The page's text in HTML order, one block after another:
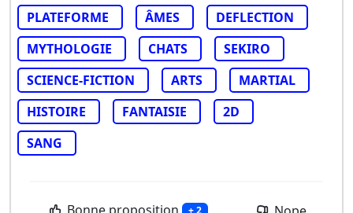
PLATEFORME
ÂMES
DEFLECTION
MYTHOLOGIE
CHATS
SEKIRO
SCIENCE-FICTION
ARTS
MARTIAL
HISTOIRE
FANTAISIE
2D
SANG